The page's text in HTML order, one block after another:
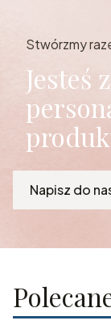
Stwórzmy
Jesteś
Napisz do